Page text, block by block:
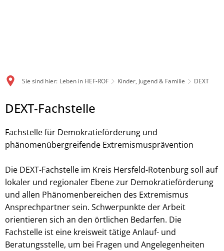
Sie sind hier: Leben in HEF-ROF Kinder, Jugend & Familie DEXT
DEXT
DEXT-Fachstelle
Fachstelle für Demokratieförderung und
phänomenübergreifende Extremismusprävention
Die DEXT-Fachstelle im Kreis Hersfeld-Rotenburg soll auf
lokaler und regionaler Ebene zur Demokratieförderung
und allen Phänomenbereichen des Extremismus
Ansprechpartner sein. Schwerpunkte der Arbeit
orientieren sich an den örtlichen Bedarfen. Die
Fachstelle ist eine kreisweit tätige Anlauf- und
Beratungsstelle, um bei Fragen und Angelegenheiten